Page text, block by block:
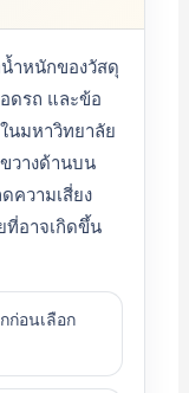
ำหนักของวัสดุ
ดรถ และข้อ
นมหาวิทยาลัย
วางด้านบน
ความเสี่ยง
ที่อาจเกิดขึ้น
ก่อนเลือก